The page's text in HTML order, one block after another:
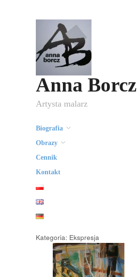
Anna Borcz
Artysta malarz
Biografia
Obrazy
Cennik
Kontakt
Kategoria: Ekspresja